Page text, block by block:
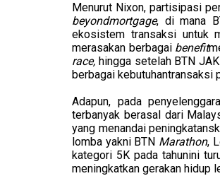
Menurut Nixon, partisipasi
beyondmortgage, di mana
ekosistem transaksi untuk
merasakan berbagai benefit
race, hingga setelah BTN
berbagai kebutuhantransaksi
Adapun, pada
terbanyak berasal dari
yang menandai
lomba yakni BTN Marathon,
kategori 5K pada tahunini
meningkatkan gerakan hidup